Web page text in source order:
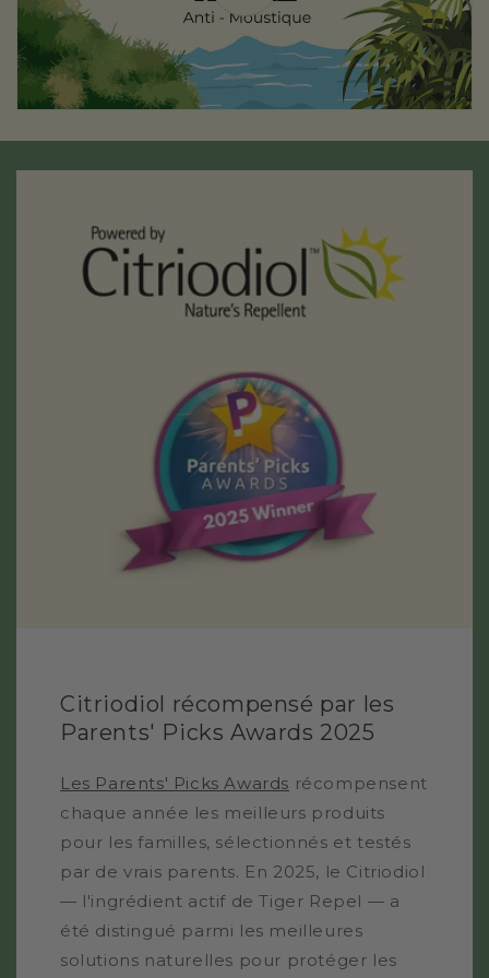
Citriodiol récompensé par les
Parents' Picks Awards 2025
Les Parents' Picks Awards récompensent
chaque année les meilleurs produits
pour les familles, sélectionnés et testés
par de vrais parents. En 2025, le Citriodiol
— l'ingrédient actif de Tiger Repel — a
été distingué parmi les meilleures
solutions naturelles pour protéger les